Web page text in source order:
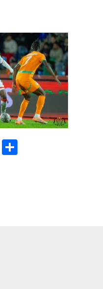
WhatsApp